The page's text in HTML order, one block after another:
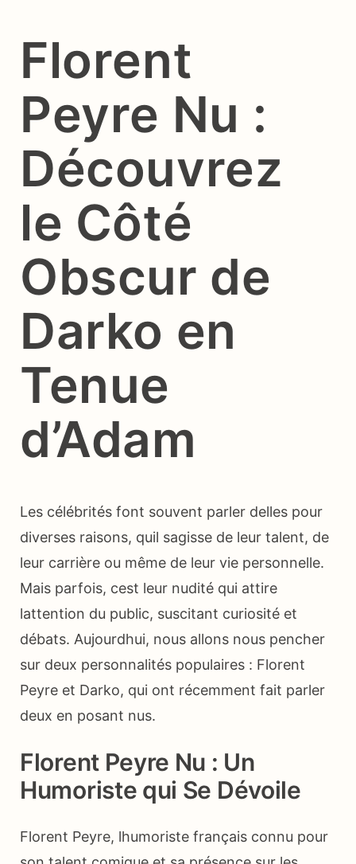
Florent
Peyre Nu :
Découvrez
le Côté
Obscur de
Darko en
Tenue
d’Adam
Les célébrités font souvent parler delles pour
diverses raisons, quil sagisse de leur talent, de
leur carrière ou même de leur vie personnelle.
Mais parfois, cest leur nudité qui attire
lattention du public, suscitant curiosité et
débats. Aujourdhui, nous allons nous pencher
sur deux personnalités populaires : Florent
Peyre et Darko, qui ont récemment fait parler
deux en posant nus.
Florent Peyre Nu : Un
Humoriste qui Se Dévoile
Florent Peyre, lhumoriste français connu pour